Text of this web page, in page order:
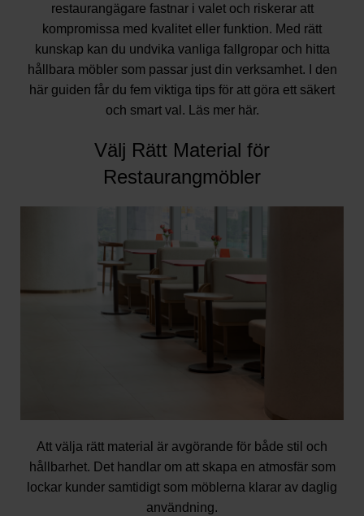
restaurangägare fastnar i valet och riskerar att
kompromissa med kvalitet eller funktion. Med rätt
kunskap kan du undvika vanliga fallgropar och hitta
hållbara möbler som passar just din verksamhet. I den
här guiden får du fem viktiga tips för att göra ett säkert
och smart val. Läs mer här.
Välj Rätt Material för
Restaurangmöbler
Att välja rätt material är avgörande för både stil och
hållbarhet. Det handlar om att skapa en atmosfär som
lockar kunder samtidigt som möblerna klarar av daglig
användning.